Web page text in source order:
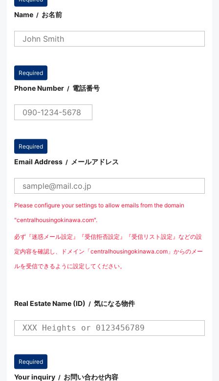
Name / お名前
Phone Number / 電話番号
Email Address / メールアドレス
Please configure your settings to allow emails from the domain
"centralhousingokinawa.com".
必ず『迷惑メール設定』『受信拒否設定』『受信リスト設定』などの設
定内容を確認し、ドメイン「centralhousingokinawa.com」からのメー
ルを受信できるように設定してください。
Real Estate Name (ID) / 気になる物件
Your inquiry / お問い合わせ内容